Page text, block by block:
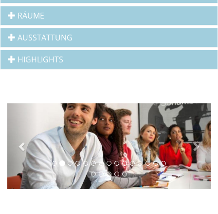
RÄUME
AUSSTATTUNG
HIGHLIGHTS
Next